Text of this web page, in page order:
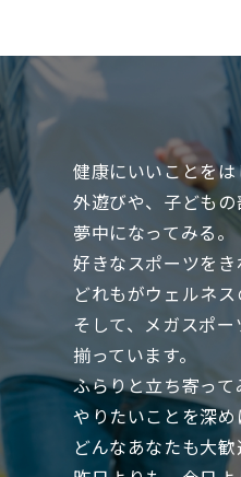
健康にいいことを
外遊びや、子ども
夢中になってみる。
好きなスポーツをき
どれもがウェルネス
そして、メガスポ
揃っています。
ふらりと立ち寄って
やりたいことを深
どんなあなたも大歓